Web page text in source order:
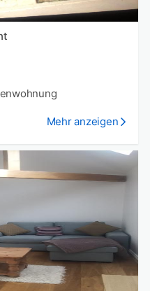
Mehr anzeigen